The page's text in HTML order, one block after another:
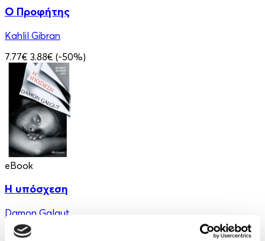
Ο Προφήτης
Kahlil Gibran
7.77€ 3.88€ (-50%)
eBook
Η υπόσχεση
Damon Galgut
10.99€